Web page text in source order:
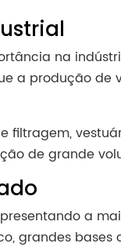
na
a produção
filtragem,
de grande
a
grandes